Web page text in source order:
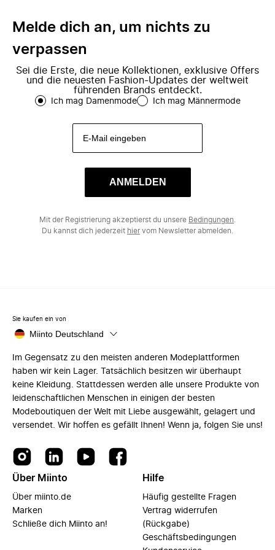
unvergleichlichen Zugang zu einem
globalen Publikum aus Modeliebhabern
und potentiellen Kunden.
ganz Europa ausgewählt werden.
Melde dich an, um nichts zu
verpassen
Sei die Erste, die neue Kollektionen, exklusive Offers
und die neuesten Fashion-Updates der weltweit
führenden Brands entdeckt.
Ich mag Damenmode Ich mag Männermode
ANMELDEN
Mit der Registrierung akzeptierst du unsere Bedingungen
Du kannst dich jederzeit hiervom Newsletter abmelden.
Sie kaufen ein von
Miinto Deutschland
Im Gegensatz zu den meisten anderen Modeplattformen
haben wir kein Lager. Tatsächlich besitzen wir überhaupt
keine Kleidung. Stattdessen werden alle unsere Produkte von
leidenschaftlichen Menschen in einigen der besten
Modeboutiquen der Welt mit Liebe ausgewählt, gelagert und
versendet. Wir hoffen es gefällt Ihnen! Wenn ja, folgen Sie uns!
Über Miinto
Über miinto.de
Marken
Schließe dich Miinto an!
Hilfe
Häufig gestellte Fragen
Vertrag widerrufen
(Rückgabe)
Geschäftsbedingungen